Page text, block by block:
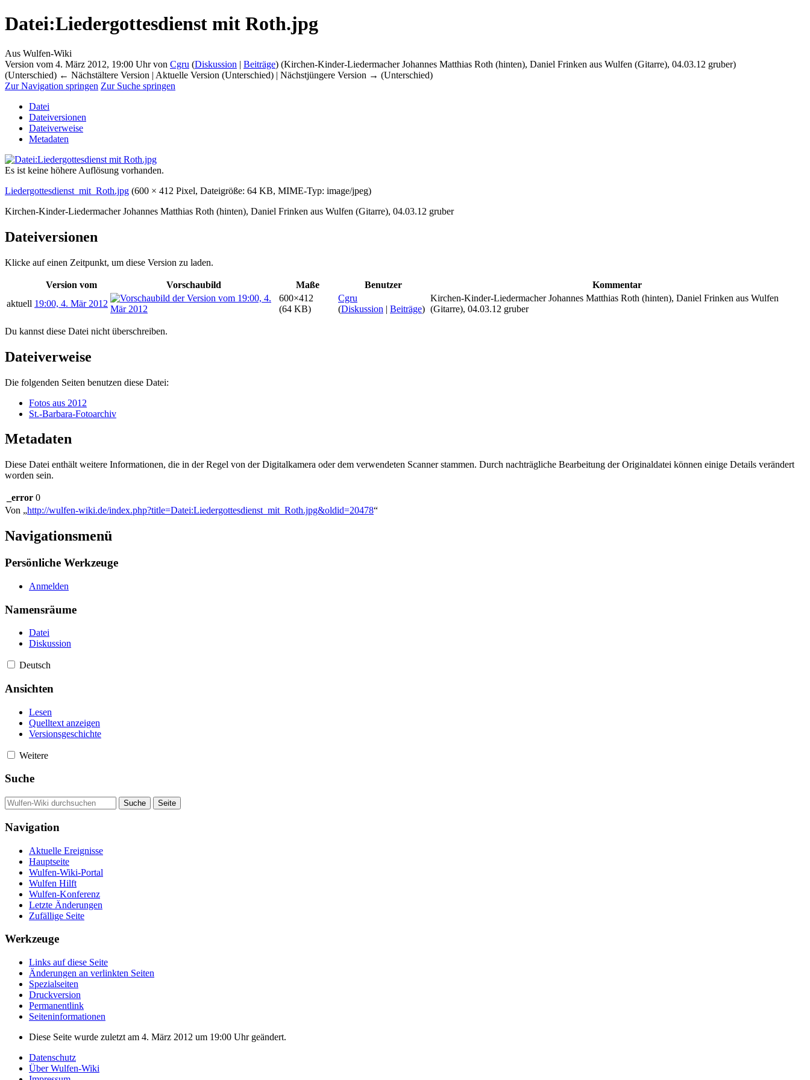
Datei:Liedergottesdienst mit Roth.jpg
Aus Wulfen-Wiki
Version vom 4. März 2012, 19:00 Uhr von Cgru (Diskussion | Beiträge) (Kirchen-Kinder-Liedermacher Johannes Matthias Roth (hinten), Daniel Frinken aus Wulfen (Gitarre), 04.03.12 gruber)
(Unterschied) ← Nächstältere Version | Aktuelle Version (Unterschied) | Nächstjüngere Version → (Unterschied)
Zur Navigation springen Zur Suche springen
Datei
Dateiversionen
Dateiverweise
Metadaten
Es ist keine höhere Auflösung vorhanden.
Liedergottesdienst_mit_Roth.jpg (600 × 412 Pixel, Dateigröße: 64 KB, MIME-Typ: image/jpeg)
Kirchen-Kinder-Liedermacher Johannes Matthias Roth (hinten), Daniel Frinken aus Wulfen (Gitarre), 04.03.12 gruber
Dateiversionen
Klicke auf einen Zeitpunkt, um diese Version zu laden.
Version vom Vorschaubild Maße Benutzer
Kommentar
aktuell 19:00, 4. Mär 2012
600×412
(64 KB)
Cgru
(Diskussion | Beiträge)
Kirchen-Kinder-Liedermacher Johannes Matthias Roth (hinten), Daniel Frinken aus Wulfen
(Gitarre), 04.03.12 gruber
Du kannst diese Datei nicht überschreiben.
Dateiverweise
Die folgenden Seiten benutzen diese Datei:
Fotos aus 2012
St.-Barbara-Fotoarchiv
Metadaten
Diese Datei enthält weitere Informationen, die in der Regel von der Digitalkamera oder dem verwendeten Scanner stammen. Durch nachträgliche Bearbeitung der Originaldatei können einige Details verändert
worden sein.
_error 0
Von „http://wulfen-wiki.de/index.php?title=Datei:Liedergottesdienst_mit_Roth.jpg&oldid=20478“
Navigationsmenü
Persönliche Werkzeuge
Anmelden
Namensräume
Datei
Diskussion
Deutsch
Ansichten
Lesen
Quelltext anzeigen
Versionsgeschichte
Weitere
Suche
Navigation
Aktuelle Ereignisse
Hauptseite
Wulfen-Wiki-Portal
Wulfen Hilft
Wulfen-Konferenz
Letzte Änderungen
Zufällige Seite
Werkzeuge
Links auf diese Seite
Änderungen an verlinkten Seiten
Spezialseiten
Druckversion
Permanentlink
Seiten­­informationen
Diese Seite wurde zuletzt am 4. März 2012 um 19:00 Uhr geändert.
Datenschutz
Über Wulfen-Wiki